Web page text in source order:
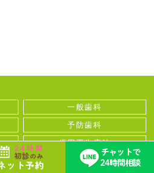
一般歯科
予防歯科
歯周再生療法
前歯の部分矯正